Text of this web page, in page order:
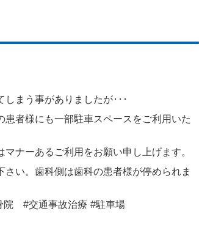
まう事がありましたが･･･
者様にも一部駐車スペースをご利用いた
ナーあるご利用をお願い申し上げます。
い。歯科側は歯科の患者様が停められま
#交通事故治療 #駐車場